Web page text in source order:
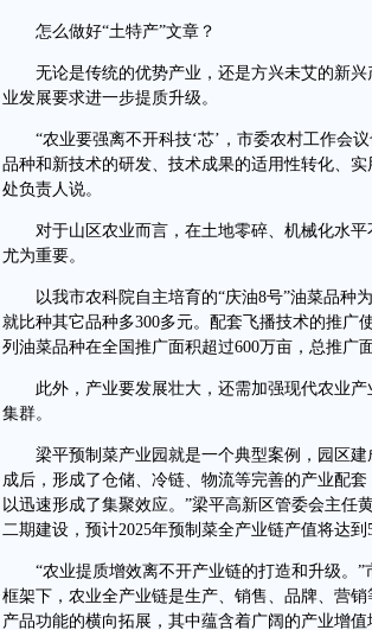
怎么做好“土特产”文章？
无论是传统的优势产业，还是方兴未艾的新兴
业发展要求进一步提质升级。
“农业要强离不开科技‘芯’，市委农村工作会
品种和新技术的研发、技术成果的适用性转化、
处负责人说。
对于山区农业而言，在土地零碎、机械化水平
尤为重要。
以我市农科院自主培育的“庆油8号”油菜品种为
就比种其它品种多300多元。配套飞播技术的推广
列油菜品种在全国推广面积超过600万亩，总推广
此外，产业要发展壮大，还需加强现代农业产
集群。
梁平预制菜产业园就是一个典型案例，园区建
成后，形成了仓储、冷链、物流等完善的产业配
以迅速形成了集聚效应。”梁平高新区管委会主任
二期建设，预计2025年预制菜全产业链产值将达到
“农业提质增效离不开产业链的打造和升级。”
框架下，农业全产业链是生产、销售、品牌、营
产品功能的横向拓展，其中蕴含着广阔的产业增值